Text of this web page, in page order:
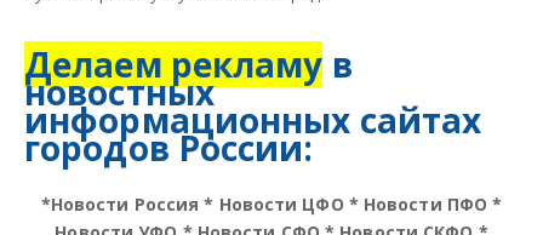
Делаем рекламу в
новостных
информационных сайтах
городов России:
*Новости Россия * Новости ЦФО * Новости ПФО *